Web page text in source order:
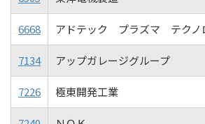
6668 アドテック プラズマ テクノ
7134 アップガレージグループ
7226 極東開発工業